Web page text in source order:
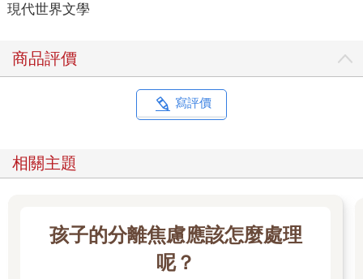
現代世界文學
商品評價
寫評價
相關主題
孩子的分離焦慮應該怎麼處理
呢？